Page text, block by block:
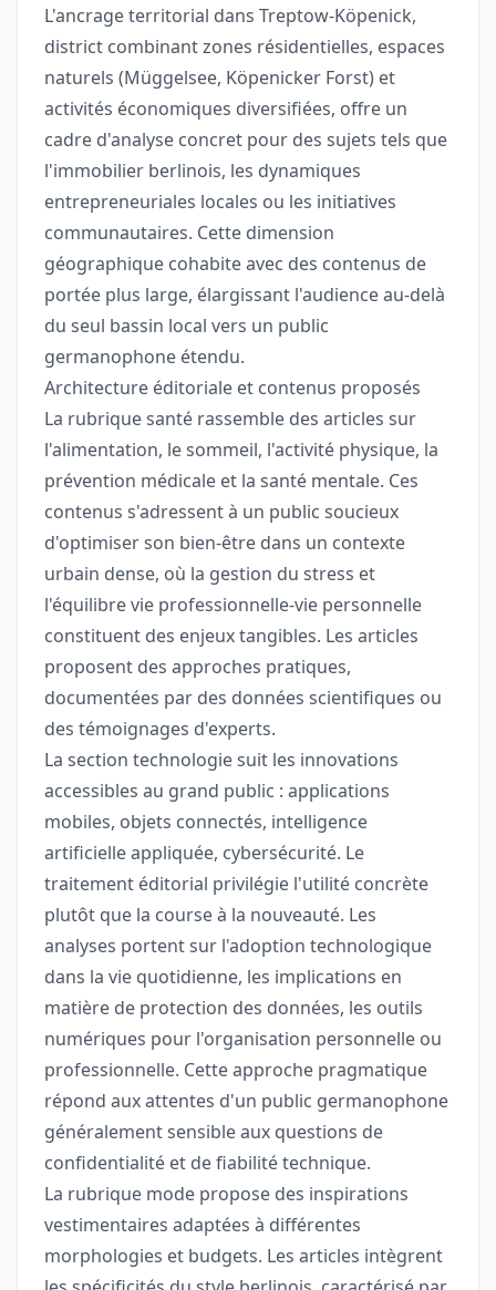
L'ancrage territorial dans Treptow-Köpenick,
district combinant zones résidentielles, espaces
naturels (Müggelsee, Köpenicker Forst) et
activités économiques diversifiées, offre un
cadre d'analyse concret pour des sujets tels que
l'immobilier berlinois, les dynamiques
entrepreneuriales locales ou les initiatives
communautaires. Cette dimension
géographique cohabite avec des contenus de
portée plus large, élargissant l'audience au-delà
du seul bassin local vers un public
germanophone étendu.
Architecture éditoriale et contenus proposés
La rubrique santé rassemble des articles sur
l'alimentation, le sommeil, l'activité physique, la
prévention médicale et la santé mentale. Ces
contenus s'adressent à un public soucieux
d'optimiser son bien-être dans un contexte
urbain dense, où la gestion du stress et
l'équilibre vie professionnelle-vie personnelle
constituent des enjeux tangibles. Les articles
proposent des approches pratiques,
documentées par des données scientifiques ou
des témoignages d'experts.
La section technologie suit les innovations
accessibles au grand public : applications
mobiles, objets connectés, intelligence
artificielle appliquée, cybersécurité. Le
traitement éditorial privilégie l'utilité concrète
plutôt que la course à la nouveauté. Les
analyses portent sur l'adoption technologique
dans la vie quotidienne, les implications en
matière de protection des données, les outils
numériques pour l'organisation personnelle ou
professionnelle. Cette approche pragmatique
répond aux attentes d'un public germanophone
généralement sensible aux questions de
confidentialité et de fiabilité technique.
La rubrique mode propose des inspirations
vestimentaires adaptées à différentes
morphologies et budgets. Les articles intègrent